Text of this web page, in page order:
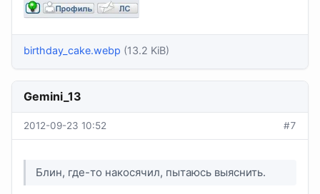
birthday_cake.webp (13.2 KiB)
Gemini_13
2012-09-23 10:52 #7
Блин, где-то накосячил, пытаюсь выяснить.